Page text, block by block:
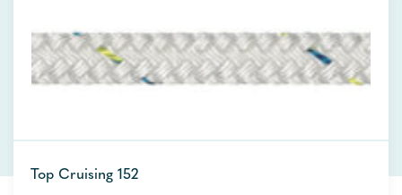
Top Cruising 152